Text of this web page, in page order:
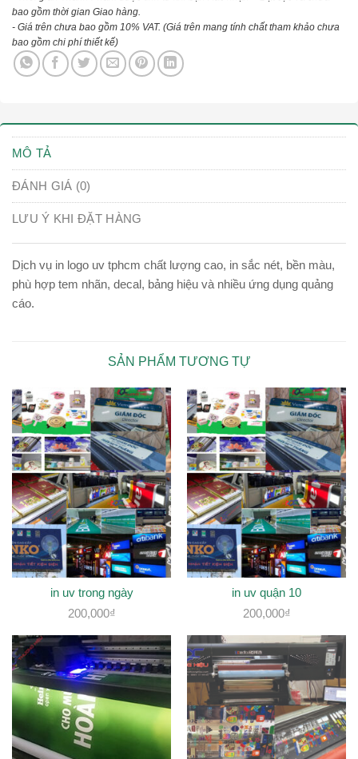
bao gồm thời gian Giao hàng.
- Giá trên chưa bao gồm 10% VAT. (Giá trên mang tính chất tham khảo chưa
bao gồm chi phí thiết kế)
MÔ TẢ
ĐÁNH GIÁ (0)
LƯU Ý KHI ĐẶT HÀNG
Dịch vụ in logo uv tphcm chất lượng cao, in sắc nét, bền màu,
phù hợp tem nhãn, decal, bảng hiệu và nhiều ứng dụng quảng
cáo.
SẢN PHẨM TƯƠNG TỰ
in uv trong ngày
200,000₫
in uv quận 10
200,000₫